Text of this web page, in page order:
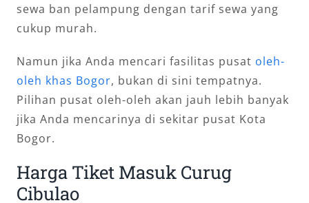
sewa ban pelampung dengan tarif sewa yang
cukup murah.
Namun jika Anda mencari fasilitas pusat oleh-
oleh khas Bogor, bukan di sini tempatnya.
Pilihan pusat oleh-oleh akan jauh lebih banyak
jika Anda mencarinya di sekitar pusat Kota
Bogor.
Harga Tiket Masuk Curug
Cibulao